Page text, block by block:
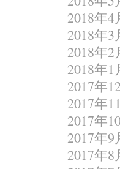
2018年4
2018年3
2018年2
2018年1
2017年
2017年
2017年
2017年9
2017年8